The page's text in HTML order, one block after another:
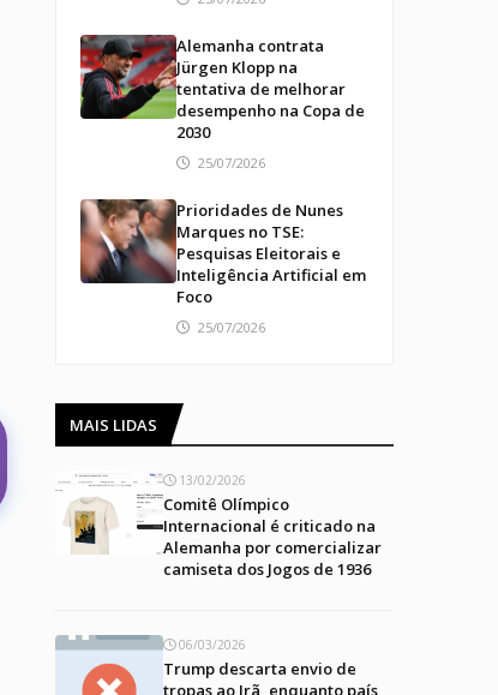
Alemanha contrata
Jürgen Klopp na
tentativa de melhorar
desempenho na Copa de
2030
25/07/2026
Prioridades de Nunes
Marques no TSE:
Pesquisas Eleitorais e
Inteligência Artificial em
Foco
25/07/2026
MAIS LIDAS
13/02/2026
Comitê Olímpico
Internacional é criticado na
Alemanha por comercializar
camiseta dos Jogos de 1936
06/03/2026
Trump descarta envio de
tropas ao Irã, enquanto país